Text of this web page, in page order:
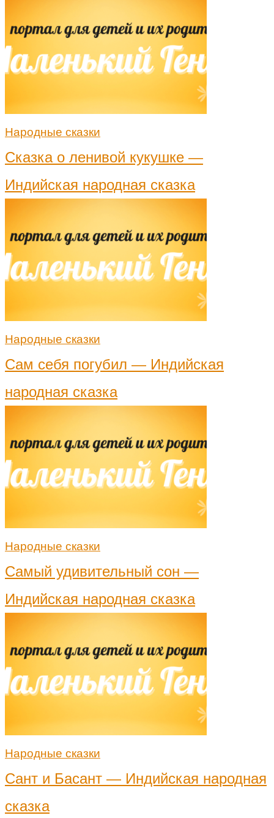
Народные сказки
Сказка о ленивой кукушке —
Индийская народная сказка
Народные сказки
Сам себя погубил — Индийская
народная сказка
Народные сказки
Самый удивительный сон —
Индийская народная сказка
Народные сказки
Сант и Басант — Индийская народная
сказка